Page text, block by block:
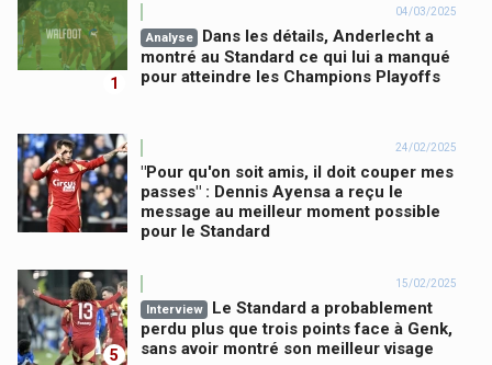
1
04/03/2025
Analyse
Dans les détails, Anderlecht a
montré au Standard ce qui lui a manqué
pour atteindre les Champions Playoffs
24/02/2025
"Pour qu'on soit amis, il doit couper mes
passes" : Dennis Ayensa a reçu le
message au meilleur moment possible
pour le Standard
5
15/02/2025
Interview
Le Standard a probablement
perdu plus que trois points face à Genk,
sans avoir montré son meilleur visage